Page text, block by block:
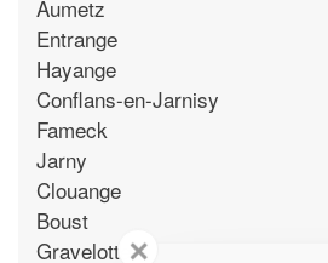
Aumetz
Entrange
Hayange
Conflans-en-Jarnisy
Fameck
Jarny
Clouange
Boust
Gravelotte ✕